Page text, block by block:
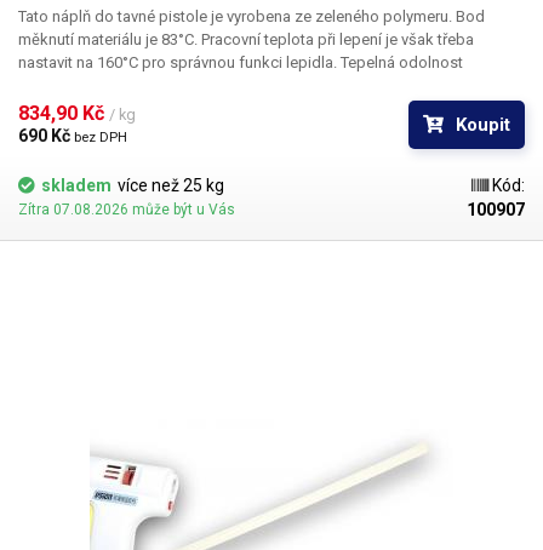
Tato náplň do tavné pistole je vyrobena ze zeleného polymeru. Bod
měknutí materiálu je 83°C. Pracovní teplota při lepení je však třeba
nastavit na 160°C pro správnou funkci lepidla. Tepelná odolnost
834,90 Kč / kg
690 Kč bez DPH
Koupit
skladem více než 25 kg
Zítra 07.08.2026 může být u Vás
Kód:
100907